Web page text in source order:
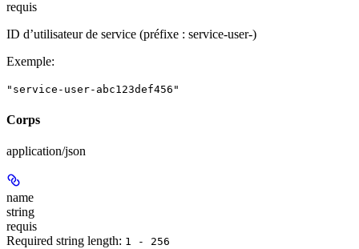
requis
ID d’utilisateur de service (préfixe : service-user-)
Exemple:
"service-user-abc123def456"
Corps
application/json
name
string
requis
Required string length: 1 - 256